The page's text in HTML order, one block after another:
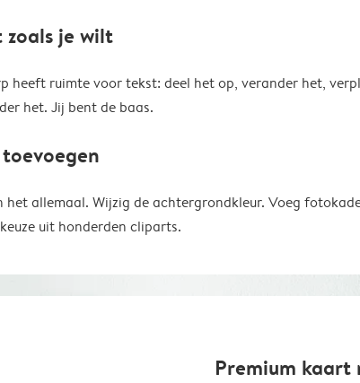
zoals je wilt
heeft ruimte voor tekst: deel het op, verander het,
het. Jij bent de baas.
het allemaal. Wijzig de achtergrondkleur. Voeg
uit honderden cliparts.
Premium kaart